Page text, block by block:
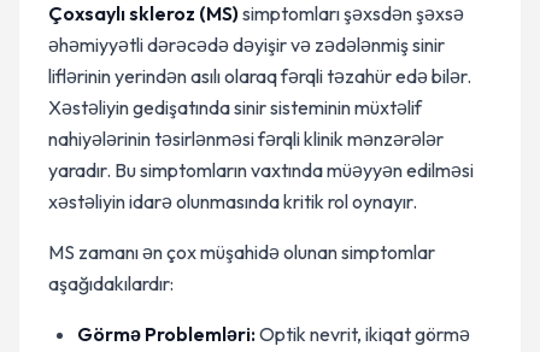
Çoxsaylı skleroz (MS)simptomları şəxsdən şəxsə
əhəmiyyətli dərəcədə dəyişir və zədələnmiş sinir
liflərinin yerindən asılı olaraq fərqli təzahür edə bilər.
Xəstəliyin gedişatında sinir sisteminin müxtəlif
nahiyələrinin təsirlənməsi fərqli klinik mənzərələr
yaradır. Bu simptomların vaxtında müəyyən edilməsi
xəstəliyin idarə olunmasında kritik rol oynayır.
MS zamanı ən çox müşahidə olunan simptomlar
aşağıdakılardır:
Görmə Problemləri:Optik nevrit, ikiqat görmə